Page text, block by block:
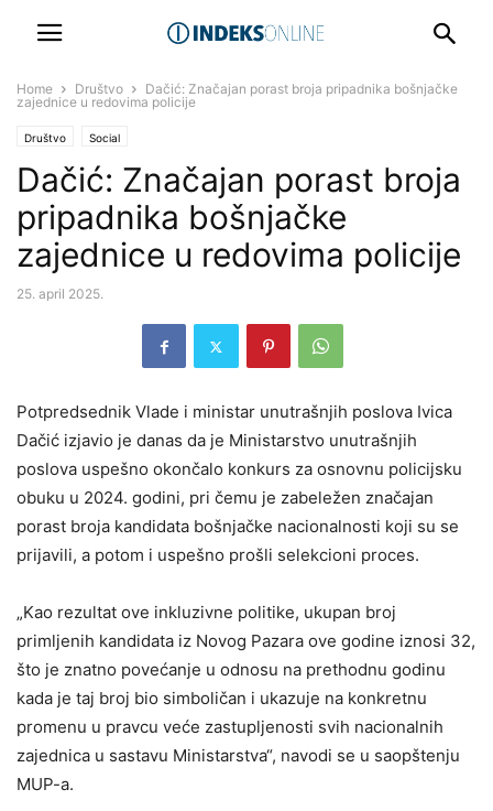
Home Društvo
Dačić: Značajan porast broja pripadnika bošnjačke
zajednice u redovima policije
Društvo Social
Dačić: Značajan porast broja
pripadnika bošnjačke
zajednice u redovima policije
25. april 2025.
Potpredsednik Vlade i ministar unutrašnjih poslova Ivica
Dačić izjavio je danas da je Ministarstvo unutrašnjih
poslova uspešno okončalo konkurs za osnovnu policijsku
obuku u 2024. godini, pri čemu je zabeležen značajan
porast broja kandidata bošnjačke nacionalnosti koji su se
prijavili, a potom i uspešno prošli selekcioni proces.
„Kao rezultat ove inkluzivne politike, ukupan broj
primljenih kandidata iz Novog Pazara ove godine iznosi 32,
što je znatno povećanje u odnosu na prethodnu godinu
kada je taj broj bio simboličan i ukazuje na konkretnu
promenu u pravcu veće zastupljenosti svih nacionalnih
zajednica u sastavu Ministarstva“, navodi se u saopštenju
MUP-a.